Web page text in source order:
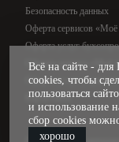
Безопасность данных
Оферта сервисов
Оферта услуг
Оферта сервиса «Моё
Оферта услуг
Карта сайта
Всё на сайте - для
cookies, чтобы
пользоваться
и использование
сбор cookies
хорошо